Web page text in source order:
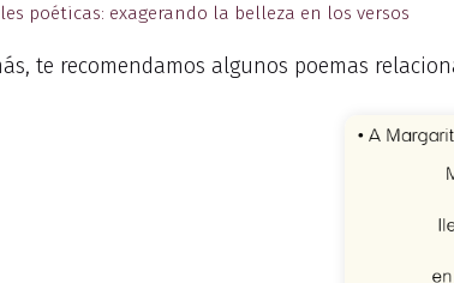
poéticas: exagerando la belleza en los versos
te recomendamos algunos poemas